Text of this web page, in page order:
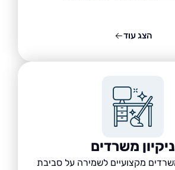
משרדים
מקצועיים לשמירה על סביבת